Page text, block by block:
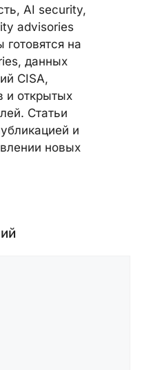
AI security,
advisories
на
данных
CISA,
и открытых
Статьи
и
новых